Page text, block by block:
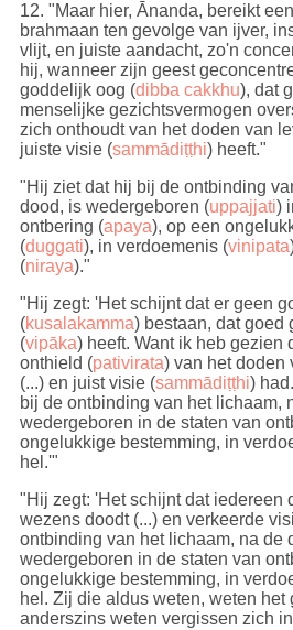
12. "Maar hier, Ānanda, bereikt
brahmaan ten gevolge van ijver,
vlijt, en juiste aandacht, zo'n
hij, wanneer zijn geest
goddelijk oog (dibba cakkhu), dat
menselijke gezichtsvermogen
zich onthoudt van het doden van
juiste visie (sammādiṭṭhi) heeft."
"Hij ziet dat hij bij de ontbinding
dood, is wedergeboren (uppajjati)
ontbering (apaya), op een
(duggati), in verdoemenis (vinipata
(niraya)."
"Hij zegt: 'Het schijnt dat er geen
(kusalakamma) bestaan, dat goed
(vipāka) heeft. Want ik heb gezien
onthield (pativirata) van het doden
(...) en juist visie (sammādiṭṭhi)
bij de ontbinding van het lichaam,
wedergeboren in de staten van
ongelukkige bestemming, in
hel.'"
"Hij zegt: 'Het schijnt dat iedereen
wezens doodt (...) en verkeerde
ontbinding van het lichaam, na de
wedergeboren in de staten van
ongelukkige bestemming, in
hel. Zij die aldus weten, weten het
anderszins weten vergissen zich